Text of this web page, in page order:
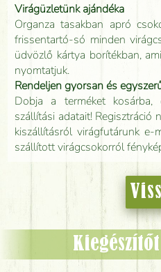
Virágüzletünk ajándéka
Organza tasakban apró
frissentartó-só minden
üdvözlő kártya borítékban,
nyomtatjuk.
Rendeljen gyorsan és
Dobja a terméket
szállítási adatait! Regisztráció
kiszállításról virágfutárunk
szállított virágcsokorról